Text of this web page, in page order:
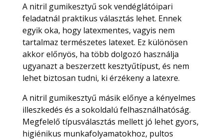
A nitril gumikesztyű sok vendéglátóipari
feladatnál praktikus választás lehet. Ennek
egyik oka, hogy latexmentes, vagyis nem
tartalmaz természetes latexet. Ez különösen
akkor előnyös, ha több dolgozó használja
ugyanazt a beszerzett kesztyűtípust, és nem
lehet biztosan tudni, ki érzékeny a latexre.
A nitril gumikesztyű másik előnye a kényelmes
illeszkedés és a sokoldalú felhasználhatóság.
Megfelelő típusválasztás mellett jó lehet gyors,
higiénikus munkafolyamatokhoz, pultos